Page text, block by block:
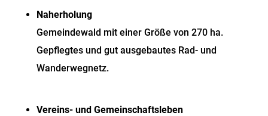
Naherholung
Gemeindewald mit einer Größe von 270 ha.
Gepflegtes und gut ausgebautes Rad- und
Wanderwegnetz.
Vereins- und Gemeinschaftsleben